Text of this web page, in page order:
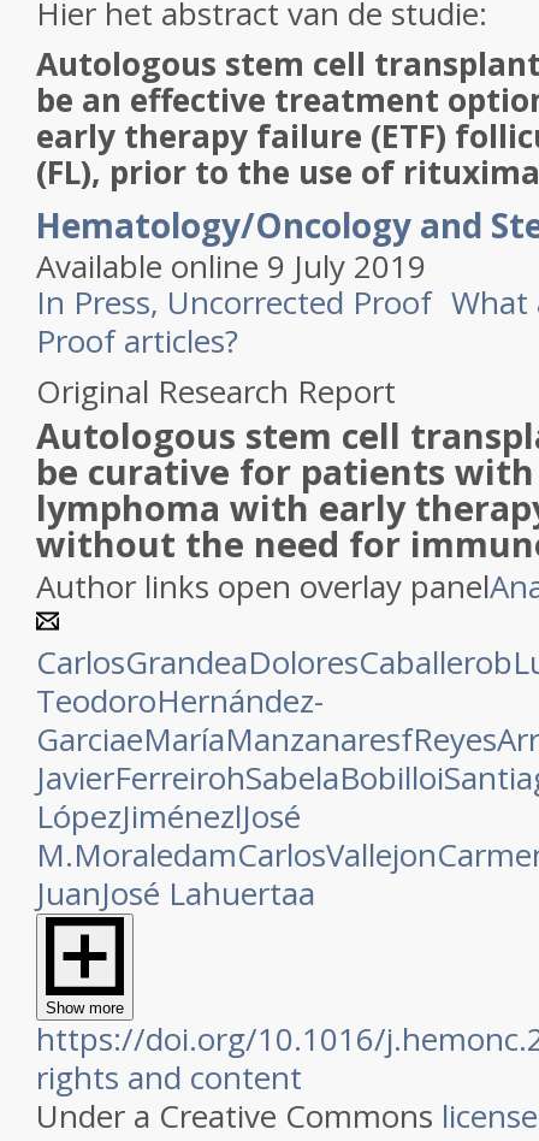
Hier het abstract van de studie:
Autologous stem cell
be an effective treatment
early therapy failure (ETF)
(FL), prior to the use of
Hematology/Oncology and
Available online 9 July 2019
In Press, Uncorrected Proof What
Proof articles?
Original Research Report
Autologous stem cell
be curative for patients
lymphoma with early
without the need for
Author links open overlay panel
CarlosGrandeaDoloresCaballerob
TeodoroHernández-
GarciaeMaríaManzanaresfReyes
JavierFerreirohSabelaBobilloi
LópezJiménezlJosé
M.MoraledamCarlosVallejon
JuanJosé Lahuertaa
Show more
https://doi.org/10.1016/
rights and content
Under a Creative Commons license